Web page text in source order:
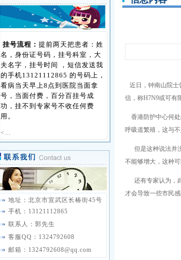
挂号流程： 提前两天把患者：姓
名，身份证号码，挂号科室，大
夫名字，挂号时间 ，短信发送我
的手机13121112865 的号码上，
看病当天早上8点到医院当面拿
号，当面付费，百分百挂号成
功，挂不到专家号不收任何费
用。
<…
地址：北京市宣武区长椿街45号
手机：13121112865
联系人：郭先生
客服QQ：1324792608
邮箱：1324792608@qq.com
近日，钟南山院士
信，称H7N9或可有
香港防护中心何处
呼吸道繁殖，这与
但是这种说法并没
不能够增大，这种
还有专家认为，此
才会导致一些市民